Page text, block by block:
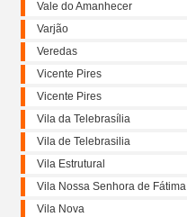
Vale do Amanhecer
Varjão
Veredas
Vicente Pires
Vicente Pires
Vila da Telebrasília
Vila de Telebrasilia
Vila Estrutural
Vila Nossa Senhora de Fátima
Vila Nova